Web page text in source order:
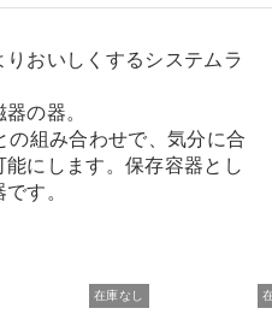
おいしくするシステムラ
の器。
の組み合わせで、気分に合
にします。保存容器とし
す。
在庫なし